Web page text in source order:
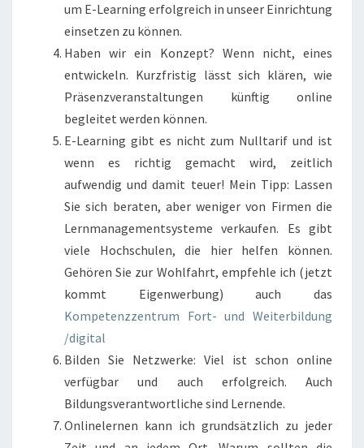
um E-Learning erfolgreich in unseer Einrichtung
einsetzen zu können.
Haben wir ein Konzept? Wenn nicht, eines
entwickeln. Kurzfristig lässt sich klären, wie
Präsenzveranstaltungen künftig online
begleitet werden können.
E-Learning gibt es nicht zum Nulltarif und ist
wenn es richtig gemacht wird, zeitlich
aufwendig und damit teuer! Mein Tipp: Lassen
Sie sich beraten, aber weniger von Firmen die
Lernmanagementsysteme verkaufen. Es gibt
viele Hochschulen, die hier helfen können.
Gehören Sie zur Wohlfahrt, empfehle ich (jetzt
kommt Eigenwerbung) auch das
Kompetenzzentrum Fort- und Weiterbildung
/digital
Bilden Sie Netzwerke: Viel ist schon online
verfügbar und auch erfolgreich. Auch
Bildungsverantwortliche sind Lernende.
Onlinelernen kann ich grundsätzlich zu jeder